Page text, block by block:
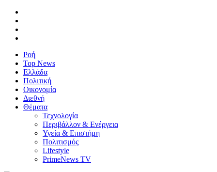
Ροή
Top News
Ελλάδα
Πολιτική
Οικονομία
Διεθνή
Θέματα
Τεχνολογία
Περιβάλλον & Ενέργεια
Υγεία & Επιστήμη
Πολιτισμός
Lifestyle
PrimeNews TV